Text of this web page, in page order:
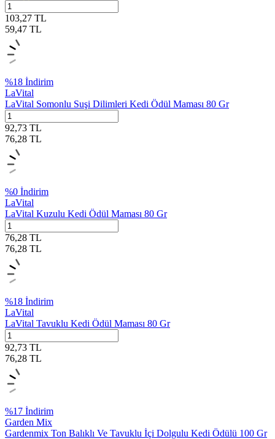
103,27 TL
59,47 TL
%18 İndirim
LaVital
LaVital Somonlu Suşi Dilimleri Kedi Ödül Maması 80 Gr
92,73 TL
76,28 TL
%0 İndirim
LaVital
LaVital Kuzulu Kedi Ödül Maması 80 Gr
76,28 TL
76,28 TL
%18 İndirim
LaVital
LaVital Tavuklu Kedi Ödül Maması 80 Gr
92,73 TL
76,28 TL
%17 İndirim
Garden Mix
Gardenmix Ton Balıklı Ve Tavuklu İçi Dolgulu Kedi Ödülü 100 Gr